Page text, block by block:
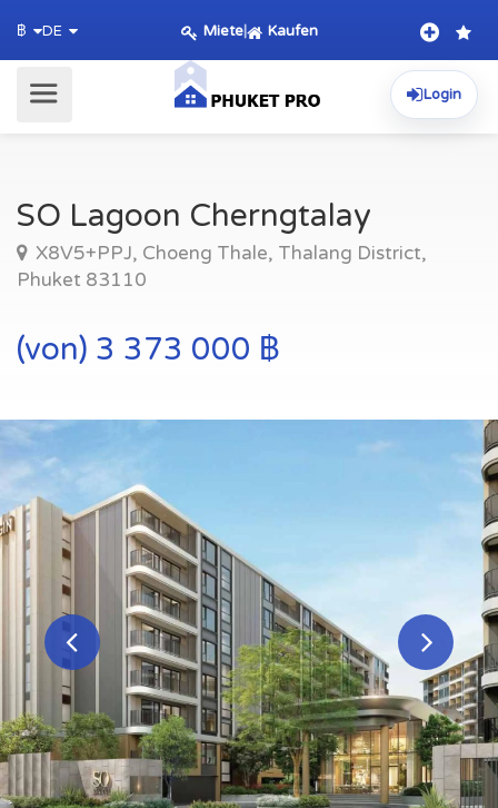
฿ DE Miete| Kaufen
Login
SO Lagoon Cherngtalay
X8V5+PPJ, Choeng Thale, Thalang District,
Phuket 83110
(von) 3 373 000 ฿